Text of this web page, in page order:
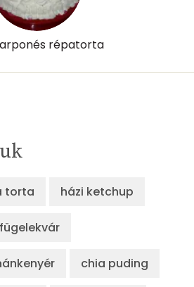
répatorta
torta házi ketchup
fügelekvár
chia puding